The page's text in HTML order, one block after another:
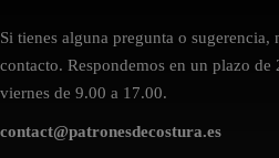
Si tienes alguna pregunta o sugerencia,
contacto. Respondemos en un plazo de
viernes de 9.00 a 17.00.
contact@patronesdecostura.es